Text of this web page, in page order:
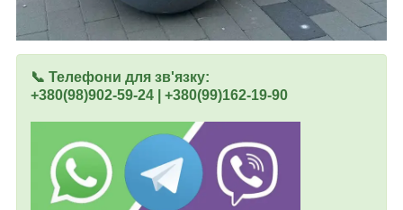
📞 Телефони для зв'язку:
+380(98)902-59-24 | +380(99)162-19-90